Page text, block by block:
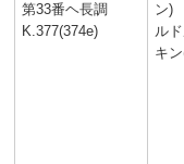
第33番ヘ長調
K.377(374e)
ン)
ル
キ